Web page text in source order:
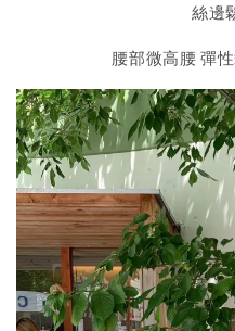
絲邊
腰部微高腰 彈